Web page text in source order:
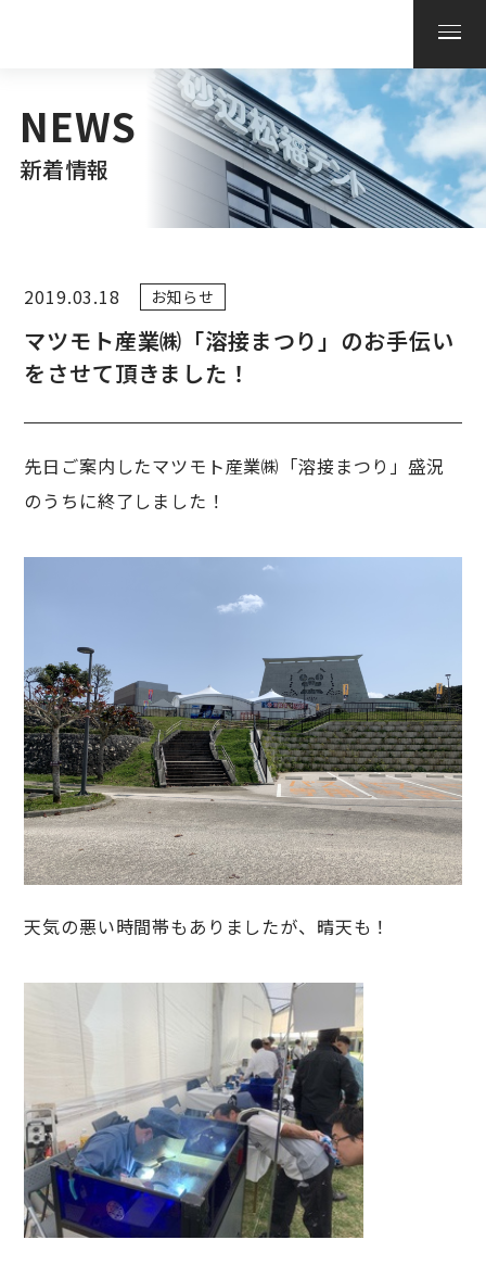
NEWS
新着情報
マツモト産業㈱「溶接まつり」のお手伝い
をさせて頂きました！
2019.03.18 お知らせ
先日ご案内したマツモト産業㈱「溶接まつり」盛況
のうちに終了しました！
天気の悪い時間帯もありましたが、晴天も！